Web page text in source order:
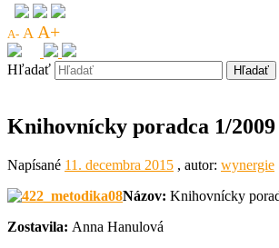
A- A A+
Hľadať
Knihovnícky poradca 1/2009
Napísané 11. decembra 2015 , autor: wynergie
Názov: Knihovnícky
Zostavila: Anna Hanulová